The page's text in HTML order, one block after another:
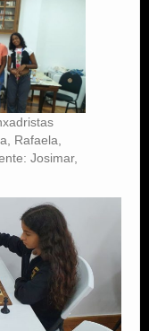
Rafaela,
Josimar,